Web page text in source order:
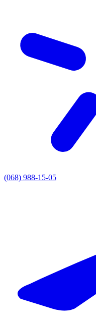
(068) 988-15-05